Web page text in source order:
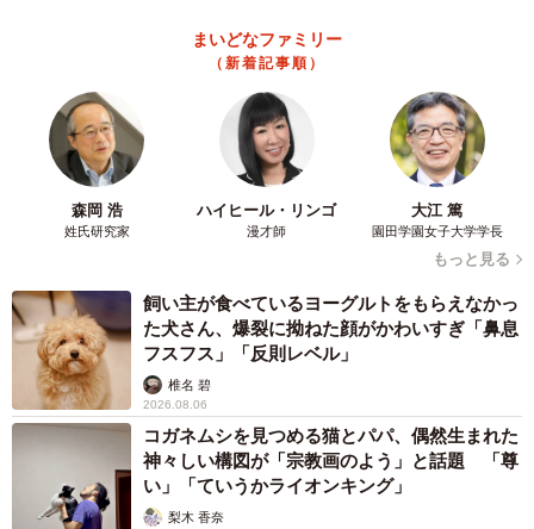
は他店のスタッフに横柄な態度を取ります。春子はこの一
連の出来事でのトビ山の態度に憤りを感じるものの、感情
が先に出てしまうため何も言えないでいると、店長がトビ
山に話をするのでした。
まいどなファミリー
（新着記事順）
森岡 浩
姓氏研究家
ハイヒール・リンゴ
漫才師
大江 篤
園田学園女子大学学長
もっと見る
飼い主が食べているヨーグルトをもらえなかっ
た犬さん、爆裂に拗ねた顔がかわいすぎ「鼻息
フスフス」「反則レベル」
椎名 碧
2026.08.06
コガネムシを見つめる猫とパパ、偶然生まれた
神々しい構図が「宗教画のよう」と話題 「尊
い」「ていうかライオンキング」
梨木 香奈